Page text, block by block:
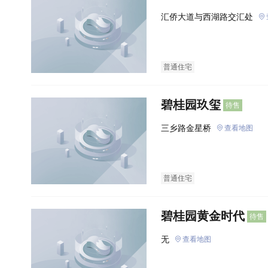
汇侨大道与西湖路交汇处
普通住宅
碧桂园玖玺 待售
三乡路金星桥 查看地图
普通住宅
碧桂园黄金时代 待售
无 查看地图